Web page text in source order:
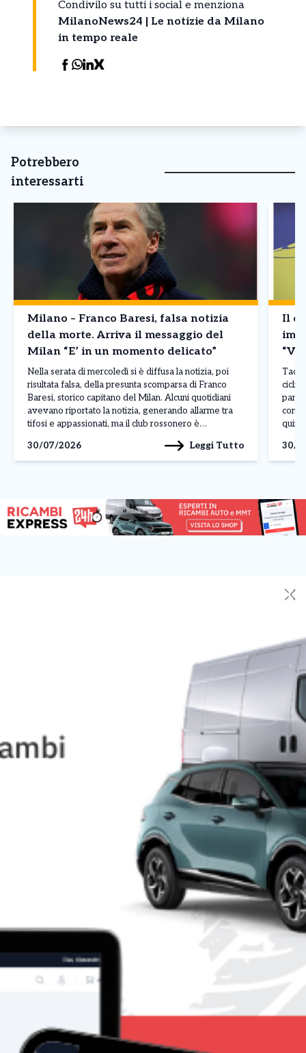
Condivilo su tutti i social e menziona
MilanoNews24 | Le notizie da Milano
in tempo reale
Potrebbero
interessarti
Milano – Franco Baresi, falsa notizia
della morte. Arriva il messaggio del
Milan “E’ in un momento delicato”
Nella serata di mercoledì si è diffusa la notizia, poi
risultata falsa, della presunta scomparsa di Franco
Baresi, storico capitano del Milan. Alcuni quotidiani
avevano riportato la notizia, generando allarme tra
tifosi e appassionati, ma il club rossonero è
attraverso un comunicato pubblicato sui propri canali
ufficiali. Il Milan […]
30/07/2026 Leggi Tutto
Il
30/
✕